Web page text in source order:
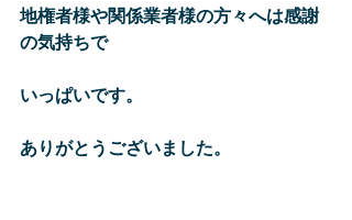
地権者様や関係業者様の方々へは感謝
の気持ちで
いっぱいです。
ありがとうございました。